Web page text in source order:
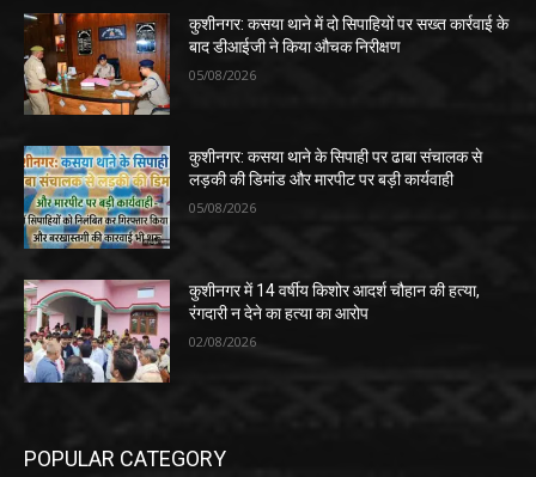
कुशीनगर: कसया थाने में दो सिपाहियों पर सख्त कार्रवाई के
बाद डीआईजी ने किया औचक निरीक्षण
05/08/2026
कुशीनगर: कसया थाने के सिपाही पर ढाबा संचालक से
लड़की की डिमांड और मारपीट पर बड़ी कार्यवाही
05/08/2026
कुशीनगर में 14 वर्षीय किशोर आदर्श चौहान की हत्या,
रंगदारी न देने का हत्या का आरोप
02/08/2026
POPULAR CATEGORY